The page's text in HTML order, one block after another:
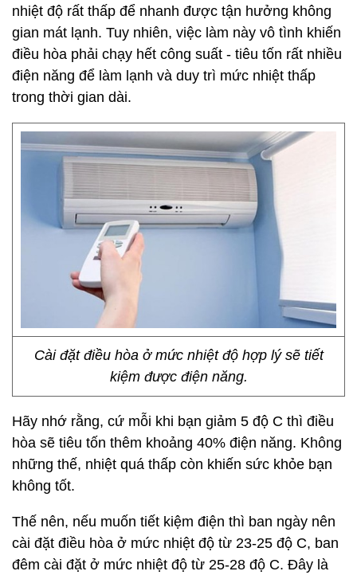
nhiệt độ rất thấp để nhanh được tận hưởng không
gian mát lạnh. Tuy nhiên, việc làm này vô tình khiến
điều hòa phải chạy hết công suất - tiêu tốn rất nhiều
điện năng để làm lạnh và duy trì mức nhiệt thấp
trong thời gian dài.
Cài đặt điều hòa ở mức nhiệt độ hợp lý sẽ tiết
kiệm được điện năng.
Hãy nhớ rằng, cứ mỗi khi bạn giảm 5 độ C thì điều
hòa sẽ tiêu tốn thêm khoảng 40% điện năng. Không
những thế, nhiệt quá thấp còn khiến sức khỏe bạn
không tốt.
Thế nên, nếu muốn tiết kiệm điện thì ban ngày nên
cài đặt điều hòa ở mức nhiệt độ từ 23-25 độ C, ban
đêm cài đặt ở mức nhiệt độ từ 25-28 độ C. Đây là